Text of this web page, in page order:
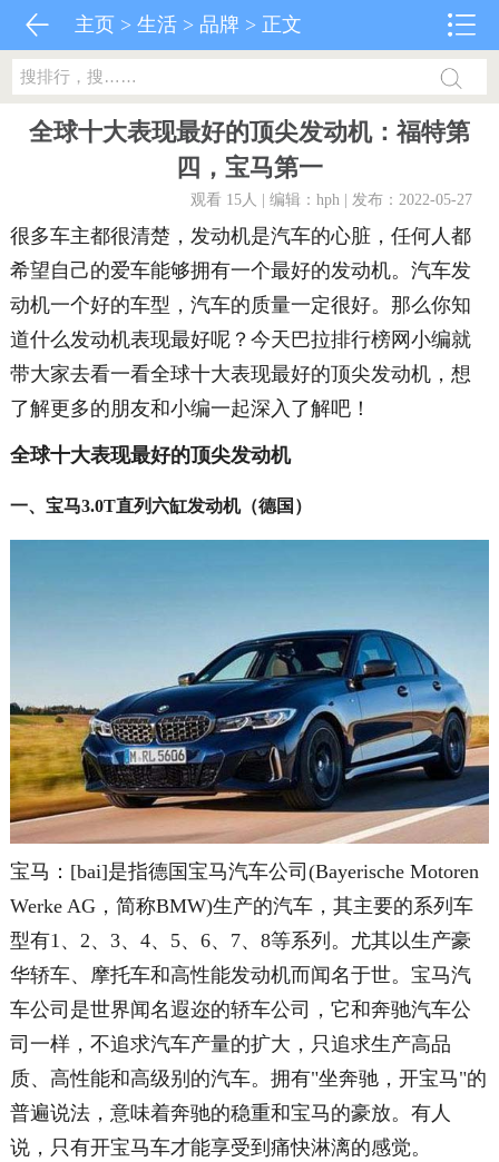
主页 >生活 > 品牌 > 正文
全球十大表现最好的顶尖发动机：福特第
四，宝马第一
观看 15人 | 编辑：hph | 发布：2022-05-27
很多车主都很清楚，发动机是汽车的心脏，任何人都
希望自己的爱车能够拥有一个最好的发动机。汽车发
动机一个好的车型，汽车的质量一定很好。那么你知
道什么发动机表现最好呢？今天巴拉排行榜网小编就
带大家去看一看全球十大表现最好的顶尖发动机，想
了解更多的朋友和小编一起深入了解吧！
全球十大表现最好的顶尖发动机
一、宝马3.0T直列六缸发动机（德国）
宝马：[bai]是指德国宝马汽车公司(Bayerische Motoren
Werke AG，简称BMW)生产的汽车，其主要的系列车
型有1、2、3、4、5、6、7、8等系列。尤其以生产豪
华轿车、摩托车和高性能发动机而闻名于世。宝马汽
车公司是世界闻名遐迩的轿车公司，它和奔驰汽车公
司一样，不追求汽车产量的扩大，只追求生产高品
质、高性能和高级别的汽车。拥有"坐奔驰，开宝马"的
普遍说法，意味着奔驰的稳重和宝马的豪放。有人
说，只有开宝马车才能享受到痛快淋漓的感觉。